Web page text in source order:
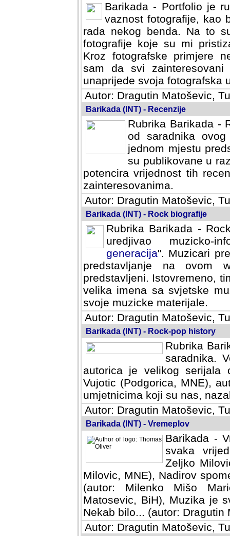
Barikada - Portfolio je
vaznost fotografije, kao
rada nekog benda. Na to
fotografije koje su mi
fotografske primjere
svi zainteresovani
svoja fotografska umijeca.
Autor: Dragutin Matoševic,
Barikada (INT) - Recenzije
Rubrika Barikada -
od saradnika
jednom mjestu
su publikovane u
potencira vrijednost tih
zainteresovanima.
Autor: Dragutin Matoševic,
Barikada (INT) - Rock biografije
Rubrika Barikada -
uredjivao muzicko-
Muzicari predstavljeni u
na ovom web portalu
Istovremeno, tim nacinom
sa svjetske muzicke scene
materijale.
Autor: Dragutin Matoševic,
Barikada (INT) - Rock-pop history
Rubrika
saradnika.
autorica je velikog serijala
Vujotic (Podgorica, MNE),
umjetnicima koji su nas,
Autor: Dragutin Matoševic,
Barikada (INT) - Vremeplov
Barikada -
svaka
Milovic,
MNE), Nadirov spomenar
Milenko Mišo Maric, UK),
Muzika je svirala (autor:
(autor: Dragutin Matosevic,
Autor: Dragutin Matoševic,